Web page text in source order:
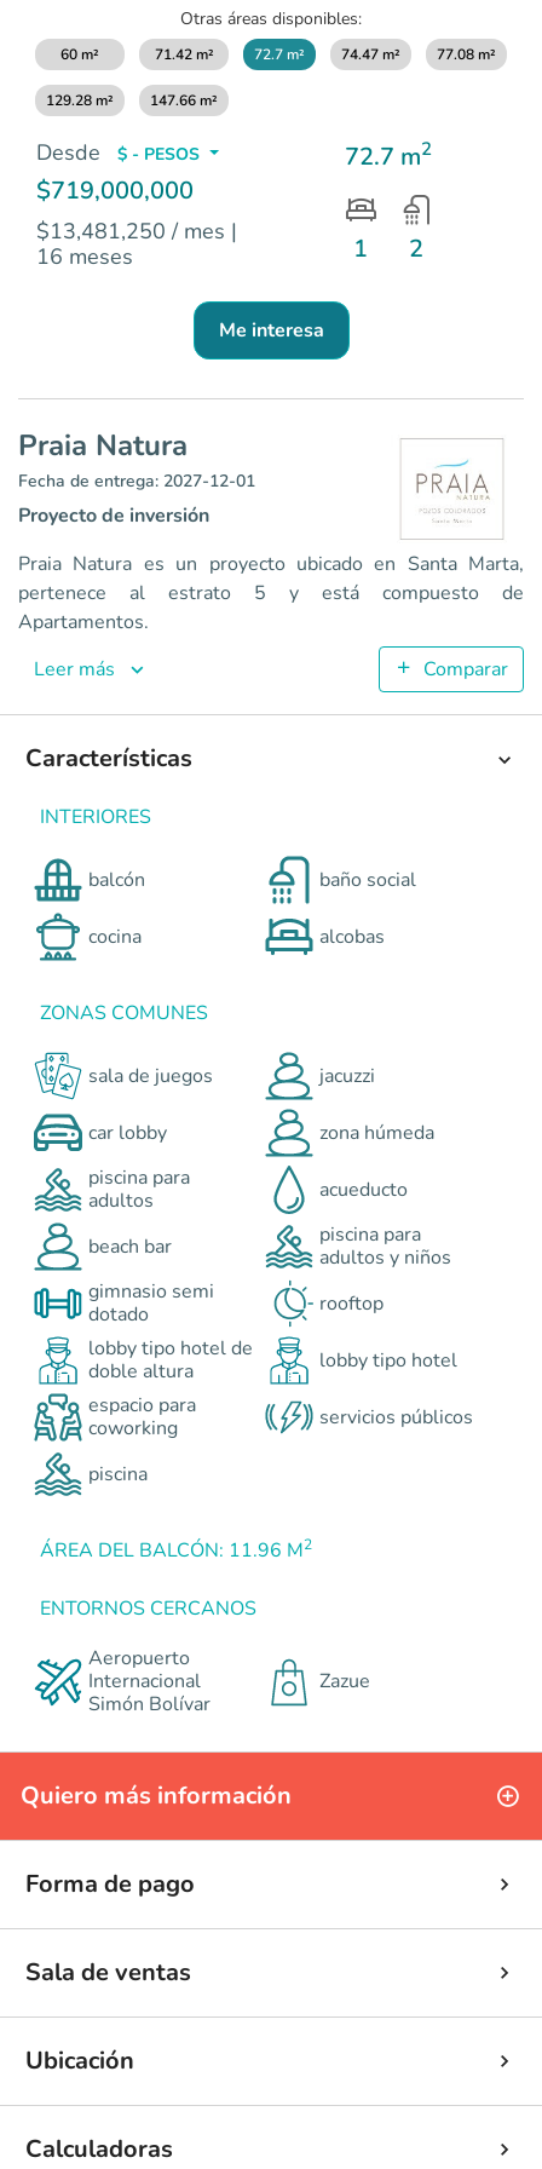
Apartamentos en Santa Marta <p><strong>PRAIA
3
72.7
2
ColombiaSanta MartaCaribePozos colorados – Santa
0
Otras áreas disponibles:
60 m² 71.42 m² 72.7 m² 74.47 m² 77.08 m²
129.28 m² 147.66 m²
Desde $ - PESOS
$719,000,000
$13,481,250 / mes |
16 meses
72.7 m2
1 2
Me interesa
Praia Natura
Fecha de entrega: 2027-12-01
Proyecto de inversión
Praia Natura es un proyecto ubicado en Santa Marta,
pertenece al estrato 5 y está compuesto de
Apartamentos.
Leer más
Comparar
Características
INTERIORES
balcón baño social
cocina alcobas
ZONAS COMUNES
sala de juegos jacuzzi
car lobby
zona húmeda
piscina para
adultos
acueducto
beach bar
piscina para
adultos y niños
gimnasio semi
dotado
rooftop
lobby tipo hotel de
doble altura
lobby tipo hotel
espacio para
coworking
servicios públicos
piscina
ÁREA DEL BALCÓN: 11.96 M2
ENTORNOS CERCANOS
Aeropuerto
Internacional
Simón Bolívar
Zazue
Quiero más información
Forma de pago
Sala de ventas
Ubicación
Calculadoras